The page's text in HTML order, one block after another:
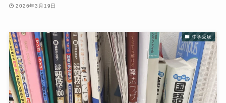
2026年3月19日
中学受験